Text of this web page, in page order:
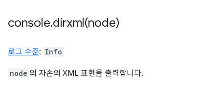
console.dirxml(node)
로그 수준: Info
node 의 자손의 XML 표현을 출력합니다.